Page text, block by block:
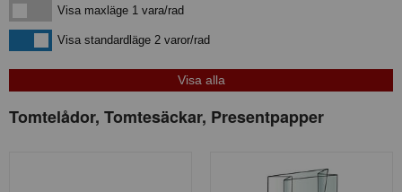
Visa maxläge 1 vara/rad
Visa maxläge 1 vara/rad
Visa standardlägeVisa standardläge 2 varor/rad
Tomtelådor, Tomtesäckar, Presentpapper